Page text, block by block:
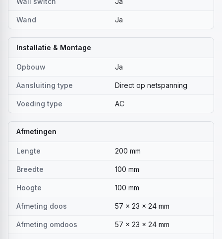
Wand Ja
Installatie & Montage
Opbouw Ja
Aansluiting type Direct op netspanning
Voeding type AC
Afmetingen
Lengte 200 mm
Breedte 100 mm
Hoogte 100 mm
Afmeting doos 57 x 23 x 24 mm
Afmeting omdoos 57 x 23 x 24 mm